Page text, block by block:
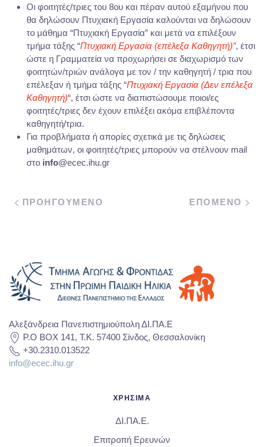
Οι φοιτητές/τριες του 8ου και πέραν αυτού εξαμήνου που
θα δηλώσουν Πτυχιακή Εργασία καλούνται να δηλώσουν
το μάθημα “Πτυχιακή Εργασία” και μετά να επιλέξουν
τμήμα τάξης “Πτυχιακή Εργασία (επέλεξα Καθηγητή)”, έτσι
ώστε η Γραμματεία να προχωρήσει σε διαχωρισμό των
φοιτητών/τριών ανάλογα με τον / την καθηγητή / τρια που
επέλεξαν ή τμήμα τάξης “Πτυχιακή Εργασία (Δεν επέλεξα
Καθηγητή)“, έτσι ώστε να διαπιστώσουμε ποιοι/ες
φοιτητές/τριες δεν έχουν επιλέξει ακόμα επιβλέποντα
καθηγητή/τρια.
Για προβλήματα ή απορίες σχετικά με τις δηλώσεις
μαθημάτων, οι φοιτητές/τριες μπορούν να στέλνουν mail
στο info@ecec.ihu.gr
ΠΡΟΗΓΟΥΜΕΝΟ ΕΠΟΜΕΝΟ
Αλεξάνδρεια Πανεπιστημιούπολη ΔΙ.ΠΑ.Ε
P.O BOX 141, T.K. 57400 Σίνδος, Θεσσαλονίκη
+30.2310.013522
info@ecec.ihu.gr
ΧΡΗΣΙΜΑ
ΔΙ.ΠΑ.Ε.
Επιτροπή Ερευνών